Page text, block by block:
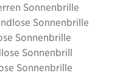
Sonnenbrille
Sonnenbrille
Sonnenbrille
Sonnenbrill
Sonnenbrille